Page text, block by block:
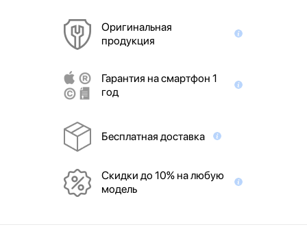
Оригинальная
продукция
Гарантия на смартфон 1
год
Бесплатная доставка
Скидки до 10% на любую
модель